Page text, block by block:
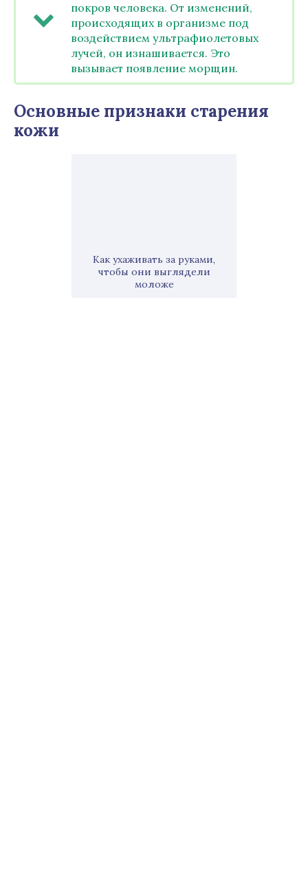
покров человека. От изменений,
происходящих в организме под
воздействием ультрафиолетовых
лучей, он изнашивается. Это
вызывает появление морщин.
Основные признаки старения
кожи
Как ухаживать за руками,
чтобы они выглядели
моложе